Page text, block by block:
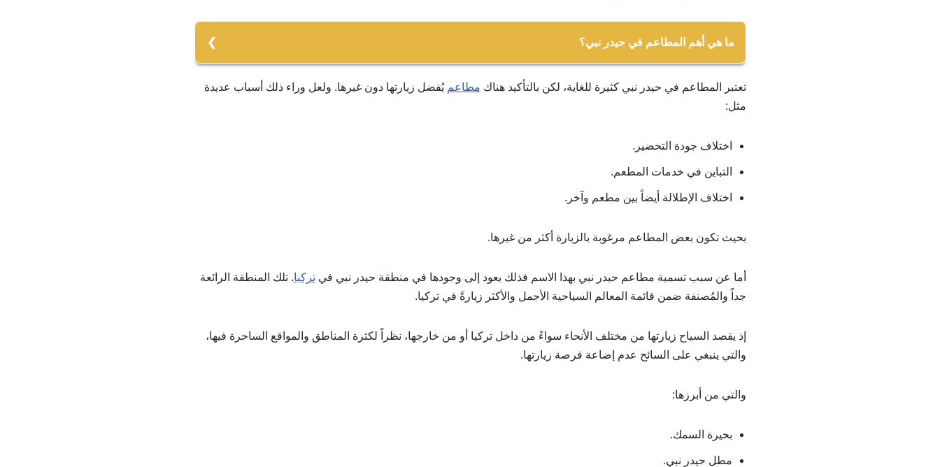
ما هي أهم المطاعم في حيدر نبي؟
مطعم كوم قول.
باسنين ييري.
مطعم نهاد أوسطا.
مطعم الشايب.
تعتبر المطاعم في حيدر نبي كثيرة للغاية، لكن بالتأكيد هناك مطاعم يُفضل زيارتها دون غيرها. ولعل وراء ذلك أسباب عديدة
مثل:
اختلاف جودة التحضير.
التباين في خدمات المطعم.
اختلاف الإطلالة أيضاً بين مطعم وآخر.
بحيث تكون بعض المطاعم مرغوبة بالزيارة أكثر من غيرها.
أما عن سبب تسمية مطاعم حيدر نبي بهذا الاسم فذلك يعود إلى وجودها في منطقة حيدر نبي فيتركيا. تلك المنطقة الرائعة
جداً والمُصنفة ضمن قائمة المعالم السياحية الأجمل والأكثر زيارةً في تركيا.
إذ يقصد السياح زيارتها من مختلف الأنحاء سواءً من داخل تركيا أو من خارجها، نظراً لكثرة المناطق والمواقع الساحرة فيها،
والتي ينبغي على السائح عدم إضاعة فرصة زيارتها.
والتي من أبرزها:
بحيرة السمك.
مطل حيدر نبي.